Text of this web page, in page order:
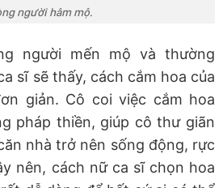
người hâm mộ.
người mến mộ và thường
sĩ sẽ thấy, cách cắm hoa của
giản. Cô coi việc cắm hoa
pháp thiền, giúp cô thư giãn
nhà trở nên sống động, rực
nên, cách nữ ca sĩ chọn hoa